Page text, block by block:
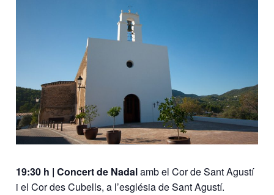
19:30 h | Concert de Nadalamb el Cor de Sant Agustí
i el Cor des Cubells, a l’església de Sant Agustí.